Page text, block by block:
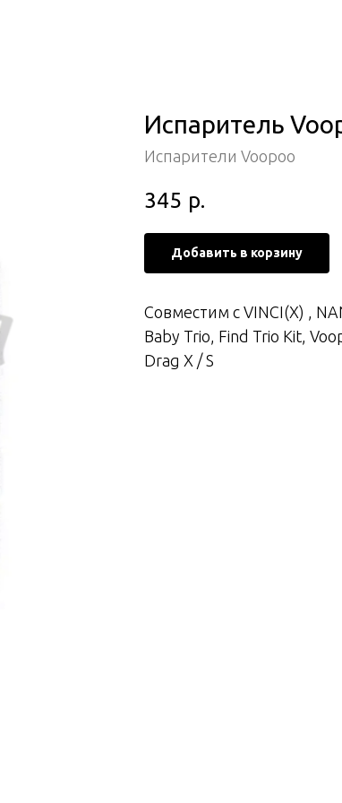
Испаритель
Испарители Voopoo
345 р.
Добавить в корзину
Совместим с VINCI(X) ,
Baby Trio, Find Trio Kit,
Drag X / S